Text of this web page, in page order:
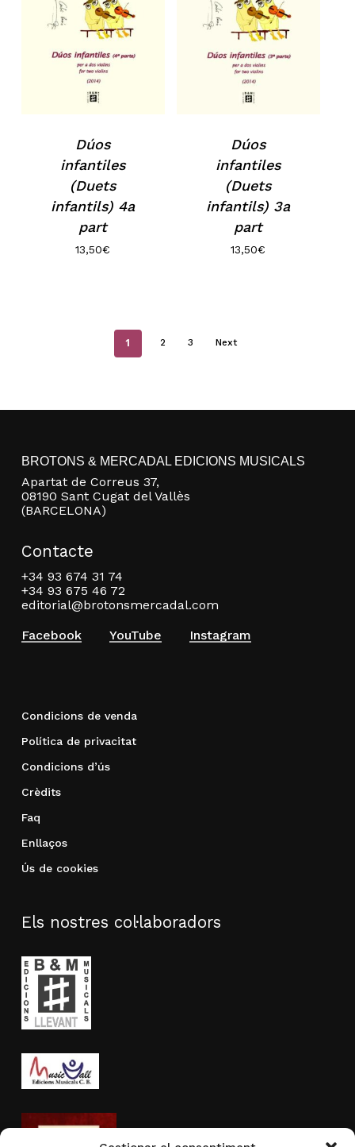
Dúos
infantiles
(Duets
infantils) 4a
part
13,50€
Dúos
infantiles
(Duets
infantils) 3a
part
13,50€
1 2 3 Next
BROTONS & MERCADAL EDICIONS MUSICALS
Apartat de Correus 37,
08190 Sant Cugat del Vallès
(BARCELONA)
Contacte
+34 93 674 31 74
+34 93 675 46 72
editorial@brotonsmercadal.com
Facebook
YouTube Instagram
Condicions de venda
Política de privacitat
Condicions d’ús
Crèdits
Faq
Enllaços
Ús de cookies
Els nostres col·laboradors